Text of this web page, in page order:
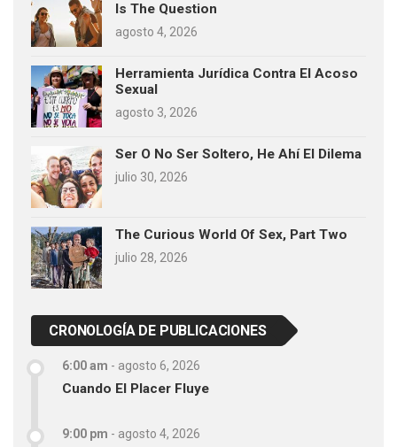
Is The Question
agosto 4, 2026
Herramienta Jurídica Contra El Acoso
Sexual
agosto 3, 2026
Ser O No Ser Soltero, He Ahí El Dilema
julio 30, 2026
The Curious World Of Sex, Part Two
julio 28, 2026
CRONOLOGÍA DE PUBLICACIONES
6:00 am - agosto 6, 2026
Cuando El Placer Fluye
9:00 pm - agosto 4, 2026